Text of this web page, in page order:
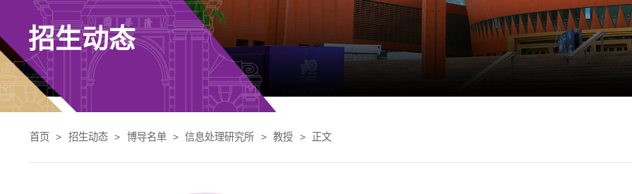
招生动态
首页 > 招生动态 > 博导名单 > 信息处理研究所 > 教授 > 正文